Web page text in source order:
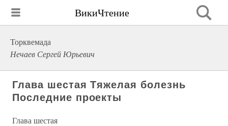
ВикиЧтение
Торквемада
Нечаев Сергей Юрьевич
Глава шестая Тяжелая болезнь
Последние проекты
Глава шестая